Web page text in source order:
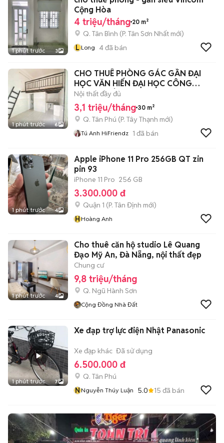
1 phút trước 3
Cộng Hòa
4 triệu/tháng 20 m²
Q. Tân Bình (P. Tân Sơn Nhất mới)
L Long 4đã bán
1 phút trước 6
CHO THUÊ PHÒNG GÁC GẦN ĐẠI
HỌC VĂN HIẾN ĐẠI HỌC CÔNG
THƯƠNG ÂU CƠ
Nội thất đầy đủ
3,1 triệu/tháng 30 m²
Q. Tân Phú (P. Tây Thạnh mới)
Tú Anh HiFriendz 1 đã bán
1 phút trước 4
Apple iPhone 11 Pro 256GB QT zin
pin 93
iPhone 11 Pro 256 GB
3.300.000 đ
Quận 1 (P. Tân Định mới)
HHoàng Anh
1 phút trước 4
Cho thuê căn hộ studio Lê Quang
Đạo Mỹ An, Đà Nẵng, nội thất đẹp
Chung cư
9,8 triệu/tháng
Q. Ngũ Hành Sơn
Cộng Đồng Nhà Đất
1 phút trước 7
Xe đạp trợ lực điện Nhật Panasonic
Xe đạp khác Đã sử dụng
6.500.000 đ
Q. Tân Phú
NNguyễn Thúy Luận 5.0 15 đã bán